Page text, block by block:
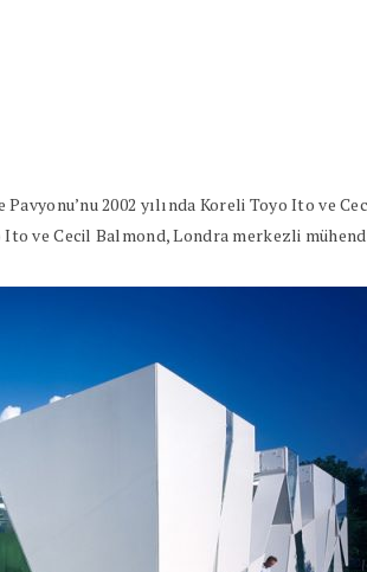
2002 yılında Koreli Toyo Ito ve
ve Cecil Balmond, Londra merkezli